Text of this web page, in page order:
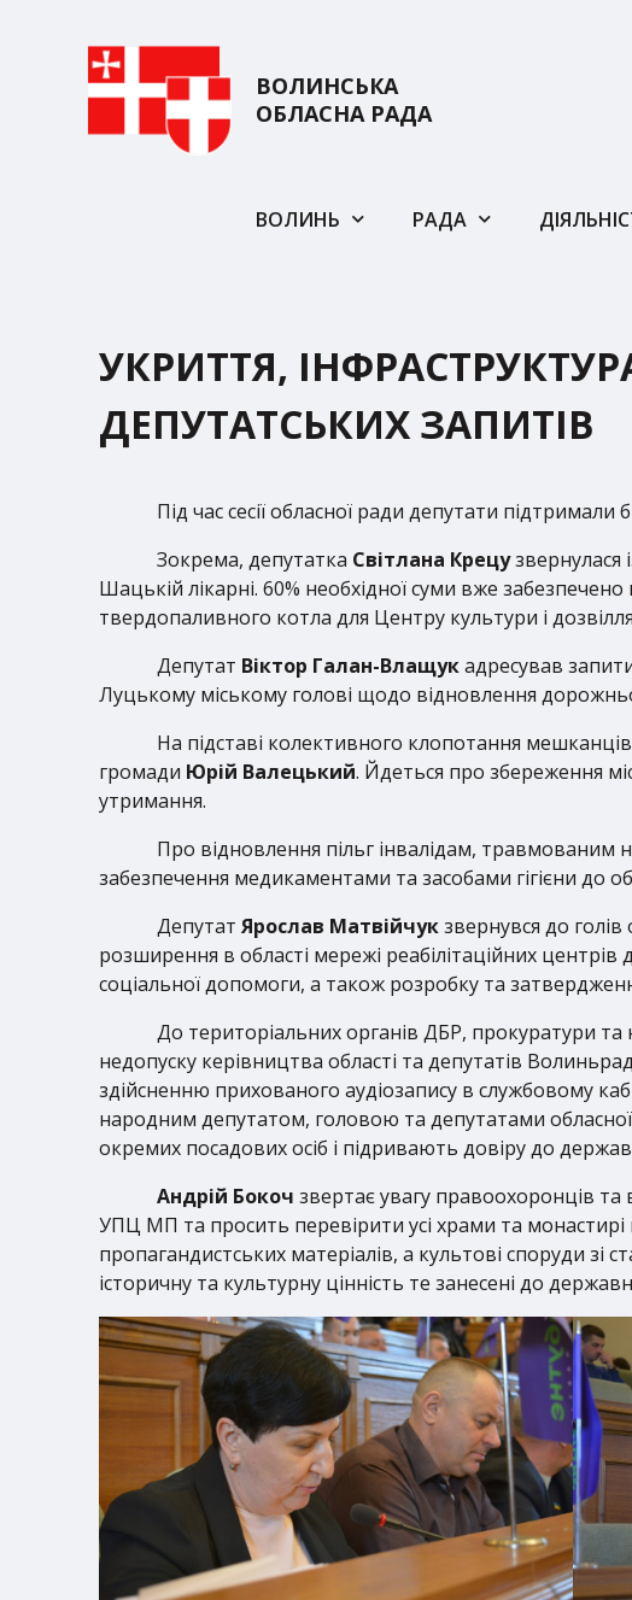
ВОЛИНСЬКА
ОБЛАСНА РАДА
ВОЛИНЬ РАДА
УКРИТТЯ,
ДЕПУТАТСЬКИХ ЗАПИТІВ
Під час сесії обласної ради депутати підтримали
Зокрема, депутатка Світлана Крецузвернулася
Шацькій лікарні. 60% необхідної суми вже
твердопаливного котла для Центру культури і
Депутат Віктор Галан-Влащукадресував
Луцькому міському голові щодо відновлення
На підставі колективного клопотання
громади Юрій Валецький. Йдеться про збереження
утримання.
Про відновлення пільг інвалідам, травмованим
забезпечення медикаментами та засобами гігієни до
Депутат Ярослав Матвійчукзвернувся до
розширення в області мережі реабілітаційних центрів
соціальної допомоги, а також розробку та
До територіальних органів ДБР, прокуратури та
недопуску керівництва області та депутатів
здійсненню прихованого аудіозапису в службовому
народним депутатом, головою та депутатами
окремих посадових осіб і підривають довіру до
Андрій Бокоч звертає увагу правоохоронців та
УПЦ МП та просить перевірити усі храми та
пропагандистських матеріалів, а культові споруди зі
історичну та культурну цінність те занесені до